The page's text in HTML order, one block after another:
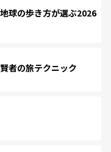
球の歩き方が選ぶ2026
者の旅テクニック